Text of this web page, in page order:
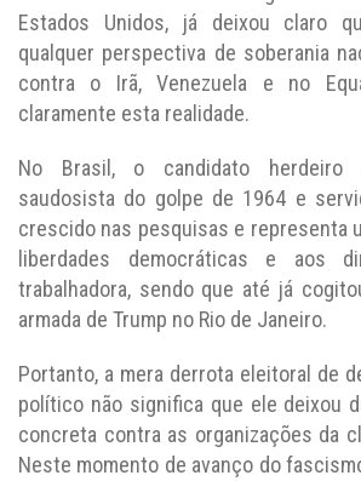
Estados Unidos, já deixou claro
qualquer perspectiva de soberania
contra o Irã, Venezuela e no
claramente esta realidade.
No Brasil, o candidato herdeiro
saudosista do golpe de 1964 e
crescido nas pesquisas e representa
liberdades democráticas e aos
trabalhadora, sendo que até já
armada de Trump no Rio de Janeiro.
Portanto, a mera derrota eleitoral de
político não significa que ele deixou
concreta contra as organizações da
Neste momento de avanço do